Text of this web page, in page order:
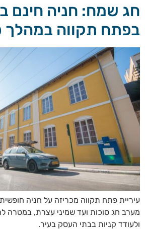
חג שמח: חניה חינם
בפתח תקווה במהלך
עיריית פתח תקווה מכריזה על חניה
מערב חג סוכות ועד שמיני עצרת, במטרה
ולעודד קניות בבתי העסק בעיר.